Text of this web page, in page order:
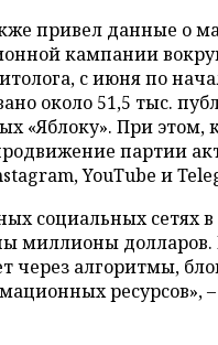
привел данные о
кампании
с июня по
около 51,5 тыс.
«Яблоку». При этом,
партии
YouTube и
социальных сетях
миллионы
через алгоритмы,
ресурсов»,